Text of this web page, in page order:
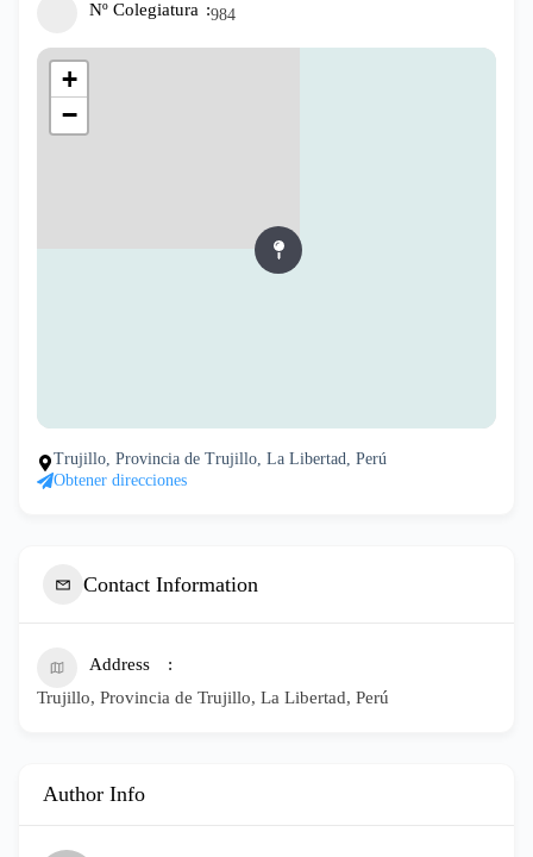
Nº Colegiatura 984
+
−
Trujillo, Provincia de Trujillo, La Libertad, Perú
Obtener direcciones
Contact Information
Address
Trujillo, Provincia de Trujillo, La Libertad, Perú
Author Info